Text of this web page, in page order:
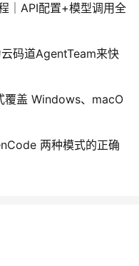
｜API配置+模型调用全
码道AgentTeam来快
覆盖 Windows、macO
两种模式的正确